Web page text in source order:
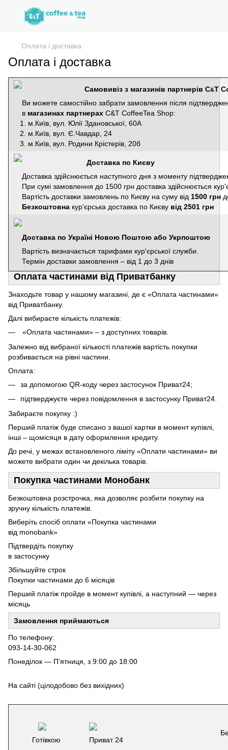
Оплата і доставка
Оплата і доставка
Самовивіз з магазинів партнерів C&T
Ви можете самостійно забрати замовлення після
в магазинах партнерах C&T CoffeeTea Shop:
1. м.Київ, вул. Юлії Здановської, 60А
2. м.Київ, вул. Є.Чавдар, 24
3. м.Київ, вул. Родини Крістерів, 20б
Доставка по Києву
Доставка здійснюється наступного дня з моменту
При сумі замовлення до 1500 грн доставка здійснюється
Вартість доставки замовлень по Києву на суму від 1500 грн
Безкоштовна кур'єрська доставка по Києву від 2501 грн
Доставка по Україні Новою Поштою або Укрпоштою
Вартість визначається тарифами кур'єрської служби.
Термін доставки замовлення – від 1 до 3 днів
Оплата частинами від Приватбанку
Знаходьте товар у нашому магазині, де є «Оплата частинами»
від Приватбанку.
Далі вибираєте кількість платежів:
«Оплата частинами» – з доступних товарів.
Залежно від вибраної кількості платежів вартість покупки
розбивається на рівні частини.
Оплата:
за допомогою QR-коду через застосунок Приват24;
підтверджуєте через повідомлення в застосунку Приват24.
Забираєте покупку :)
Перший платіж буде списано з вашої картки в момент купівлі,
інші – щомісяця в дату оформлення кредиту.
До речі, у межах встановленого ліміту «Оплати частинами» ви
можете вибрати один чи декілька товарів.
Покупка частинами Монобанк
Безкоштовна розстрочка, яка дозволяє розбити покупку на
зручну кількість платежів.
Виберіть спосіб оплати «Покупка частинами
від monobank»
Підтвердіть покупку
в застосунку
Збільшуйте строк
Покупки частинами до 6 місяців
Перший платіж пройде в момент купівлі, а наступний — через
місяць
Замовлення приймаються
По телефону:
093-14-30-062
Понеділок — П’ятниця, з 9:00 до 18:00
На сайті (цілодобово без вихідних)
Готівкою Приват 24